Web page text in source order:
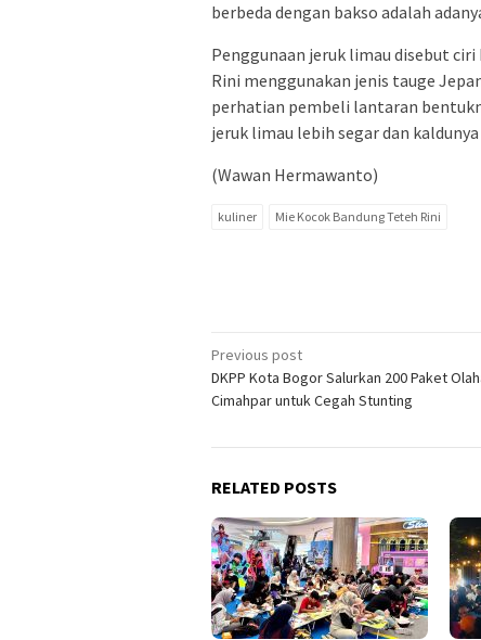
berbeda dengan bakso adalah
Penggunaan jeruk limau disebut
Rini menggunakan jenis tauge
perhatian pembeli lantaran
jeruk limau lebih segar dan
(Wawan Hermawanto)
kuliner Mie Kocok Bandung Teteh Rini
Post
navigation
Previous post
DKPP Kota Bogor Salurkan 200 Paket
Cimahpar untuk Cegah Stunting
RELATED POSTS